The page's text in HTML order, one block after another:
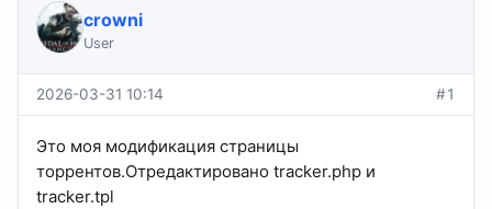
crowni
User
2026-03-31 10:14 #1
Это моя модификация страницы
торрентов.Отредактировано tracker.php и
tracker.tpl